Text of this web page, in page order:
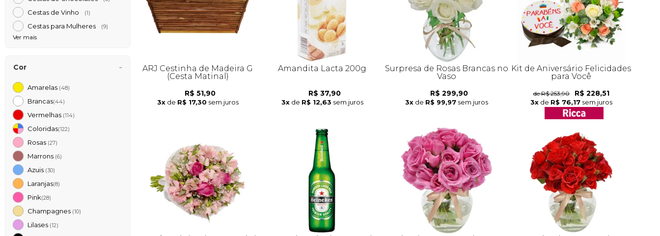
Cestas de Vinho (1)
Cestas para Mulheres (9)
Ver mais
Cor
Amarelas (48)
Brancas(44)
Vermelhas (114)
Coloridas(122)
Rosas (27)
Marrons (6)
Azuis (30)
Laranjas(8)
Pink(28)
Champagnes (10)
Lilases (12)
ARJ Cestinha de Madeira G
(Cesta Matinal)
R$ 51,90
3x de R$ 17,30 sem juros
Amandita Lacta 200g
R$ 37,90
3x de R$ 12,63 sem juros
Surpresa de Rosas Brancas no
Vaso
R$ 299,90
3x de R$ 99,97 sem juros
Kit de Aniversário Felicidades
para Você
de R$ 253,90 R$ 228,51
3x de R$ 76,17 sem juros